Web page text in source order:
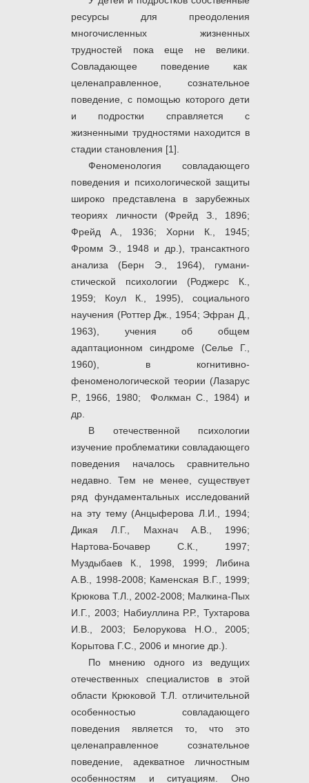
ресурсы для преодоления
многочисленных жизненных
трудностей пока еще не велики.
Совладающее поведение как
целенаправленное, сознательное
поведение, с помощью которого дети
и подростки справляется с
жизненными трудностями находится в
стадии становления [1].
Феноменология совладающего
поведения и психологической защиты
широко представлена в зарубежных
теориях личности (Фрейд З., 1896;
Фрейд А., 1936; Хорни К., 1945;
Фромм Э., 1948 и др.), трансактного
ана­лиза (Берн Э., 1964), гумани­
стической психологии (Роджерс К.,
1959; Коул К., 1995), социального
научения (Роттер Дж., 1954; Эфран Д.,
1963), учения об общем
адаптационном синдроме (Селье Г.,
1960), в когнитивно-
феноменологической теории (Лазарус
Р., 1966, 1980; Фолкман С., 1984) и
др.
В отечественной психологии
изучение проблематики совладающего
поведения началось сравнительно
недавно. Тем не менее, существует
ряд фундаментальных исследований
на эту тему (Анцыферова Л.И., 1994;
Дикая Л.Г., Махнач А.В., 1996;
Нартова-Бочавер С.К., 1997;
Муздыбаев К., 1998, 1999; Либина
А.В., 1998-2008; Каменская В.Г., 1999;
Крюкова Т.Л., 2002-2008; Малкина-Пых
И.Г., 2003; Набиуллина Р.Р., Тухтарова
И.В., 2003; Белорукова Н.О., 2005;
Корытова Г.С., 2006 и многие др.).
По мнению одного из ведущих
отечественных специалистов в этой
области Крюковой Т.Л. отличительной
особенностью совладающего
поведения является то, что это
целенаправленное сознательное
поведение, адекватное личностным
особенностям и ситуациям. Оно